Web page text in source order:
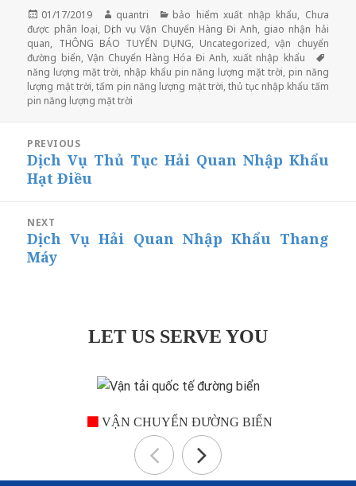
Posted
on
01/17/2019 Author
quantri Categories
bảo hiểm xuất nhập khẩu, Chưa
được phân loại, Dịch vụ Vận Chuyển Hàng Đi Anh, giao nhận hải
quan, THÔNG BÁO TUYỂN DỤNG, Uncategorized,vận chuyển
đường biển, Vận Chuyển Hàng Hóa Đi Anh,xuất nhập khẩu
năng lượng mặt trời, nhập khẩu pin năng lượng mặt trời, pin năng
lượng mặt trời,tấm pin năng lượng mặt trời,thủ tục nhập khẩu tấm
pin năng lượng mặt trời
Post
navigation
PREVIOUS
Previous
post:
Dịch Vụ Thủ Tục Hải Quan Nhập Khẩu
Hạt Điều
NEXT
Next
post:
Dịch Vụ Hải Quan Nhập Khẩu Thang
Máy
LET US SERVE YOU
VẬN CHUYỂN ĐƯỜNG BIỂN